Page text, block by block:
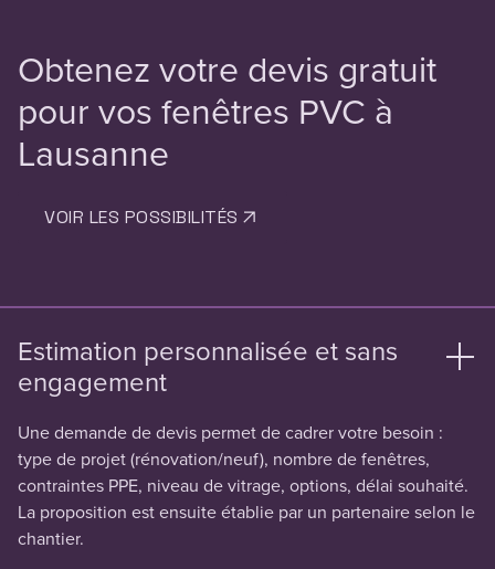
Obtenez votre devis gratuit
pour vos fenêtres PVC à
Lausanne
VOIR LES POSSIBILITÉS
Estimation personnalisée et sans
engagement
Une demande de devis permet de cadrer votre besoin :
type de projet (rénovation/neuf), nombre de fenêtres,
contraintes PPE, niveau de vitrage, options, délai souhaité.
La proposition est ensuite établie par un partenaire selon le
chantier.